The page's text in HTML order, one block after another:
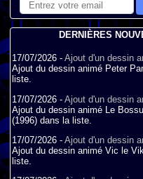
DERNIÈRES
17/07/2026 - Ajout d'un dessin
Ajout du dessin animé Peter
liste.
17/07/2026 - Ajout d'un dessin
Ajout du dessin animé Le
(1996) dans la liste.
17/07/2026 - Ajout d'un dessin
Ajout du dessin animé Vic le
liste.